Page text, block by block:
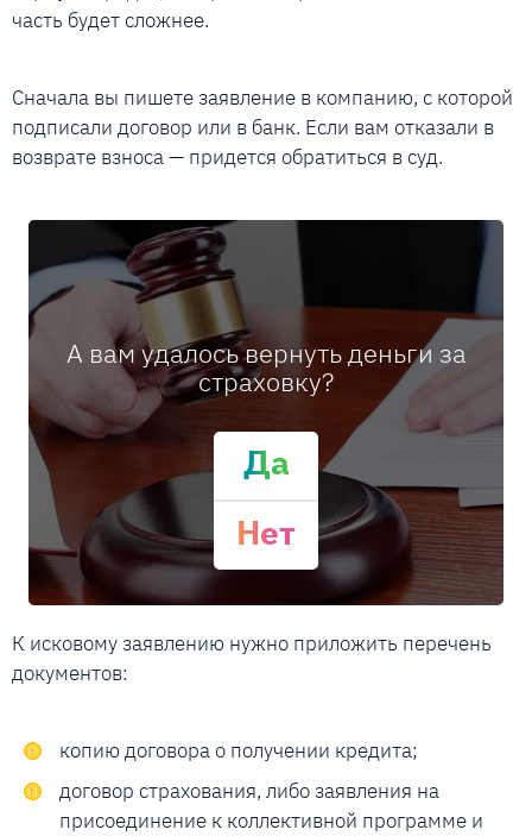
часть будет сложнее.
Сначала вы пишете заявление в компанию, с которой
подписали договор или в банк. Если вам отказали в
возврате взноса — придется обратиться в суд.
А вам удалось вернуть деньги за
страховку?
Да
Нет
К исковому заявлению нужно приложить перечень
документов:
копию договора о получении кредита;
договор страхования, либо заявления на
присоединение к коллективной программе и